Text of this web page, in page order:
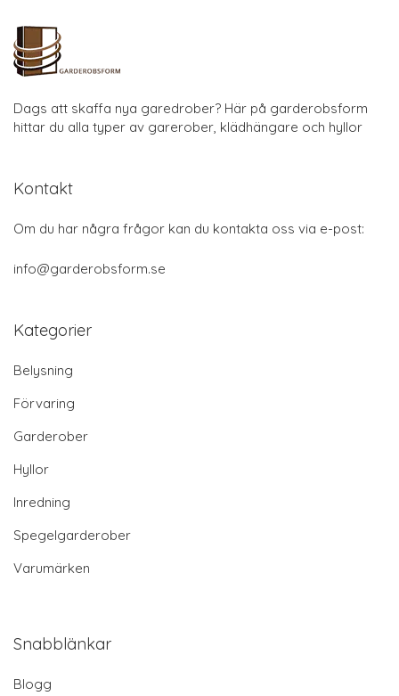
Dags att skaffa nya garedrober? Här på garderobsform
hittar du alla typer av garerober, klädhängare och hyllor
Kontakt
Om du har några frågor kan du kontakta oss via e-post:
info@garderobsform.se
Kategorier
Belysning
Förvaring
Garderober
Hyllor
Inredning
Spegelgarderober
Varumärken
Snabblänkar
Blogg